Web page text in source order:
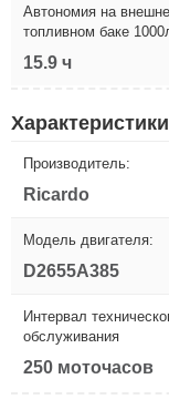
Автономия на
топливном баке
15.9 ч
Производитель:
Ricardo
Модель двигателя:
D2655A385
Интервал
обслуживания
250 моточасов